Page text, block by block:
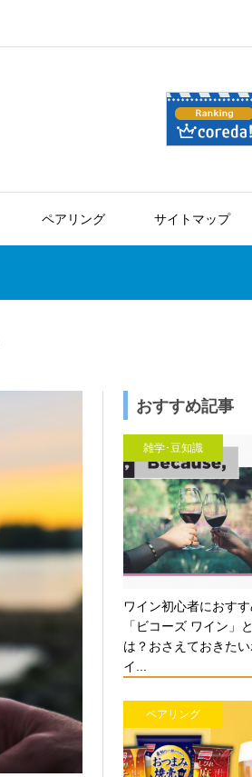
ペアリング サイトマップ
おすすめ記事
雑学･豆知識
ワイン初心者におす
「ビコーズ ワイン」
は？おさえておきた
イ...
ペアリング